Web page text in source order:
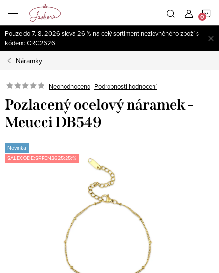
obsah
Pouze do 7. 8. 2026 sleva 26 % na celý sortiment nezlevněného zboží s
kódem: CRC2626
Náramky
Neohodnoceno Podrobnosti hodnocení
Pozlacený ocelový náramek -
Meucci DB549
Novinka
SALECODE:SRPEN2625:25:%